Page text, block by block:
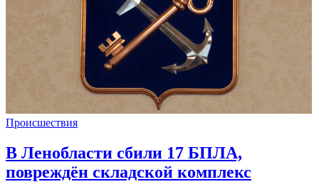
Происшествия
В Ленобласти сбили 17 БПЛА,
повреждён складской комплекс